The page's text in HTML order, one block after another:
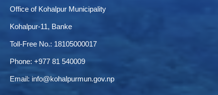
Office of Kohalpur Municipality
Kohalpur-11, Banke
Toll-Free No.: 18105000017
Phone: +977 81 540009
Email: info@kohalpurmun.gov.np